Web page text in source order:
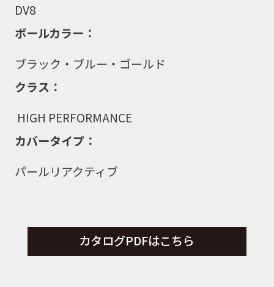
DV8
ボールカラー：
ブラック・ブルー・ゴールド
クラス：
HIGH PERFORMANCE
カバータイプ：
パールリアクティブ
カタログPDFはこちら